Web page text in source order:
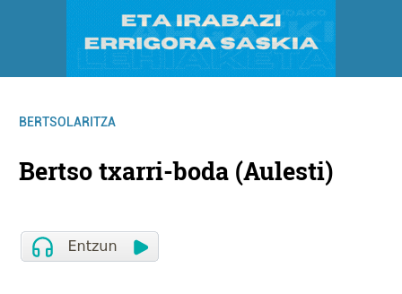
BERTSOLARITZA
Bertso txarri-boda (Aulesti)